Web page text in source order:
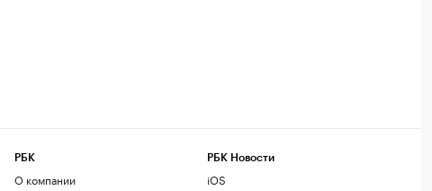
РБК
О компании
РБК Новости
iOS